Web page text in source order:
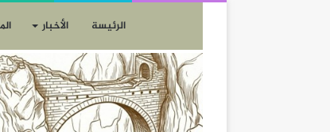
الرئيسة الأخبار